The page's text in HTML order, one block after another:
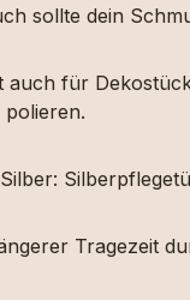
sollte dein
auch für
Tragezeit